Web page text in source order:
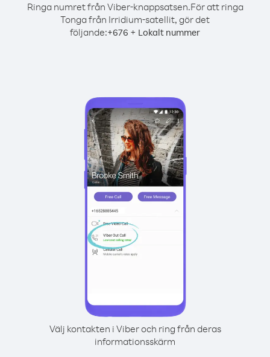
Ringa numret från Viber-knappsatsen.För att ringa
Tonga från Irridium-satellit, gör det
följande:+676 + Lokalt nummer
Välj kontakten i Viber och ring från deras
informationsskärm